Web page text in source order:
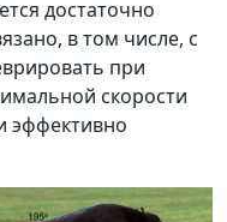
достаточно
в том числе, с
при
скорости
эффективно